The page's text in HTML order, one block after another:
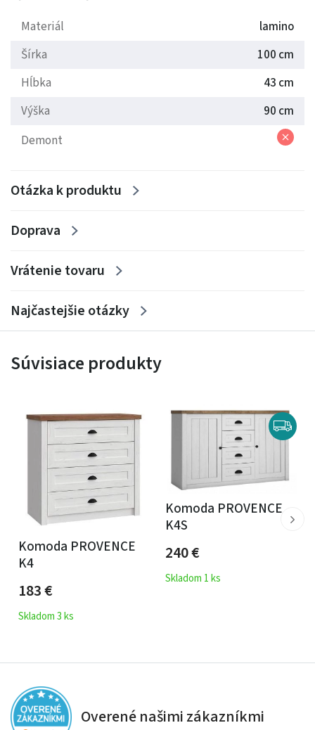
Materiál
lamino
Šírka
100 cm
Hĺbka
43 cm
Výška
90 cm
Demont
Otázka k produktu
Doprava
Vrátenie tovaru
Najčastejšie otázky
Súvisiace produkty
Komoda PROVENCE
K4
183€
Skladom 3 ks
Komoda PROVENCE
K4S
240€
Skladom 1 ks
Overené našimi zákazníkmi